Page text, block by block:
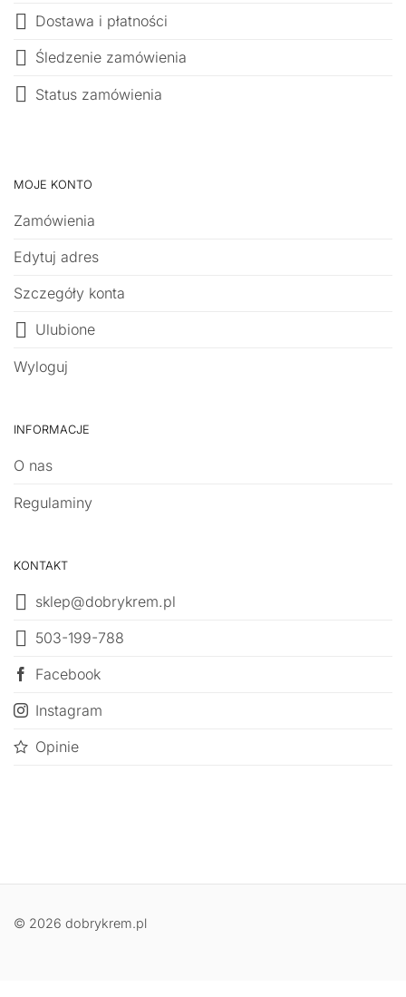
Dostawa i płatności
Śledzenie zamówienia
Status zamówienia
MOJE KONTO
Zamówienia
Edytuj adres
Szczegóły konta
Ulubione
Wyloguj
INFORMACJE
O nas
Regulaminy
KONTAKT
sklep@dobrykrem.pl
503-199-788
Facebook
Instagram
Opinie
© 2026 dobrykrem.pl